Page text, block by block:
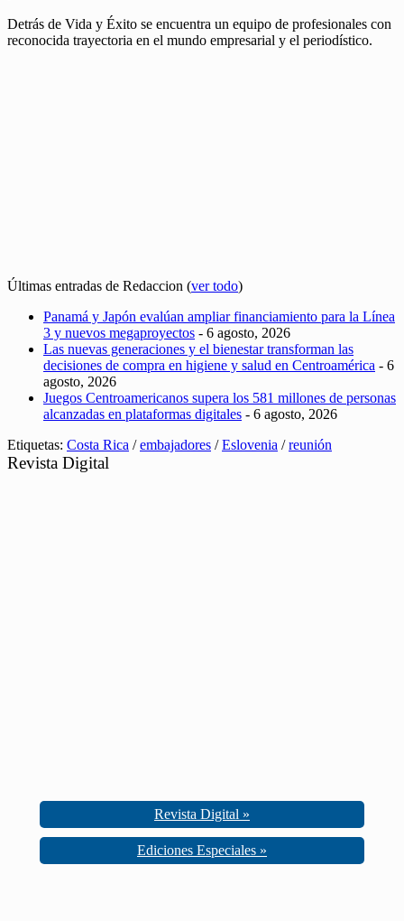
Detrás de Vida y Éxito se encuentra un equipo de profesionales con
reconocida trayectoria en el mundo empresarial y el periodístico.
Últimas entradas de Redaccion (ver todo)
Panamá y Japón evalúan ampliar financiamiento para la Línea
3 y nuevos megaproyectos - 6 agosto, 2026
Las nuevas generaciones y el bienestar transforman las
decisiones de compra en higiene y salud en Centroamérica - 6
agosto, 2026
Juegos Centroamericanos supera los 581 millones de personas
alcanzadas en plataformas digitales - 6 agosto, 2026
Etiquetas: Costa Rica /embajadores /Eslovenia /reunión
Revista Digital
Revista Digital »
Ediciones Especiales »